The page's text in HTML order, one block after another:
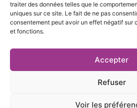
traiter des données telles que le
uniques sur ce site. Le fait de ne pas
consentement peut avoir un effet négatif sur
et fonctions.
Accepter
Refuser
Voir les